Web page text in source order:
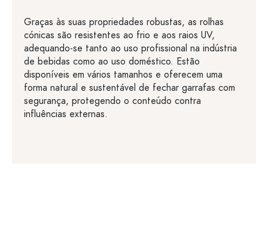
Graças às suas propriedades robustas, as rolhas
cónicas são resistentes ao frio e aos raios UV,
adequando-se tanto ao uso profissional na indústria
de bebidas como ao uso doméstico. Estão
disponíveis em vários tamanhos e oferecem uma
forma natural e sustentável de fechar garrafas com
segurança, protegendo o conteúdo contra
influências externas.